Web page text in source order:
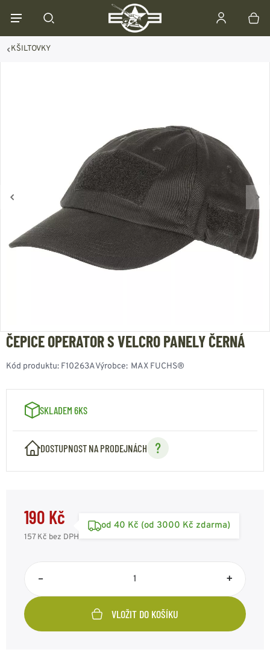
KŠILTOVKY
ČEPICE OPERATOR S VELCRO PANELY ČERNÁ
Kód produktu: F10263AVýrobce: MAX FUCHS®
SKLADEM 6KS
DOSTUPNOST NA PRODEJNÁCH
190 Kč
157 Kč bez DPH
od 40 Kč (od 3000 Kč zdarma)
– +
VLOŽIT DO KOŠÍKU